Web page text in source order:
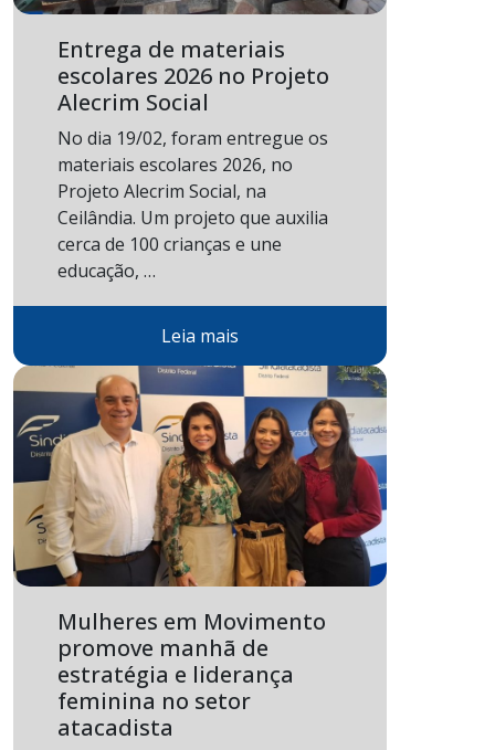
Entrega de materiais
escolares 2026 no Projeto
Alecrim Social
No dia 19/02, foram entregue os
materiais escolares 2026, no
Projeto Alecrim Social, na
Ceilândia. Um projeto que auxilia
cerca de 100 crianças e une
educação, …
Leia mais
Mulheres em Movimento
promove manhã de
estratégia e liderança
feminina no setor
atacadista